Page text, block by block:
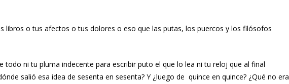
libros o tus afectos o tus dolores o eso que las putas, los puercos y los filósofos
todo ni tu pluma indecente para escribir puto el que lo lea ni tu reloj que al final
salió esa idea de sesenta en sesenta? Y ¿luego de quince en quince? ¿Qué no era